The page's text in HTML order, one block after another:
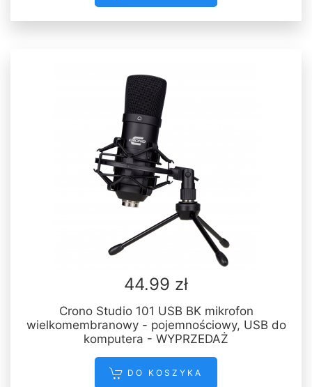
44.99 zł
Crono Studio 101 USB BK mikrofon
wielkomembranowy - pojemnościowy, USB do
komputera - WYPRZEDAŻ
DO KOSZYKA